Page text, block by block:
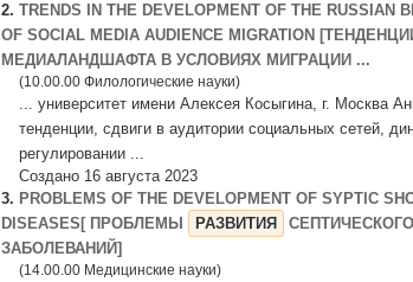
2. TRENDS IN THE DEVELOPMENT OF THE RUSSIAN
OF SOCIAL MEDIA AUDIENCE MIGRATION
МЕДИАЛАНДШАФТА В УСЛОВИЯХ МИГРАЦИИ ...
(10.00.00 Филологические науки)
... университет имени Алексея Косыгина, г. Москва
тенденции, сдвиги в аудитории социальных сетей,
регулировании ...
Создано 16 августа 2023
3. PROBLEMS OF THE DEVELOPMENT OF SYPTIC
DISEASES[ ПРОБЛЕМЫ
РАЗВИТИЯ
ЗАБОЛЕВАНИЙ]
(14.00.00 Медицинские науки)